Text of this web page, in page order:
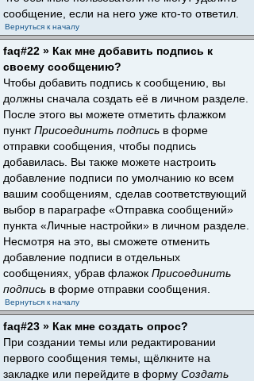
сообщение, если на него уже кто-то ответил.
Вернуться к началу
faq#22 » Как мне добавить подпись к
своему сообщению?
Чтобы добавить подпись к сообщению, вы
должны сначала создать её в личном разделе.
После этого вы можете отметить флажком
пунктПрисоединить подпись в форме
отправки сообщения, чтобы подпись
добавилась. Вы также можете настроить
добавление подписи по умолчанию ко всем
вашим сообщениям, сделав соответствующий
выбор в параграфе «Отправка сообщений»
пункта «Личные настройки» в личном разделе.
Несмотря на это, вы сможете отменить
добавление подписи в отдельных
сообщениях, убрав флажок Присоединить
подпись в форме отправки сообщения.
Вернуться к началу
faq#23 » Как мне создать опрос?
При создании темы или редактировании
первого сообщения темы, щёлкните на
закладке или перейдите в форму Создать